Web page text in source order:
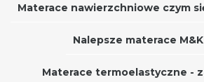
Materace nawierzchniowe czym
Nalepsze materace
Materace termoelastyczne -